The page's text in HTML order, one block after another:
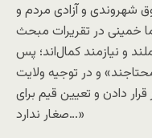
شهروندی و آزادی مردم و
خمینی در تقریرات مبحث
و نیازمند کمال‌اند؛ پس
و در توجیه ولایت
دادن و تعیین قیم برای
صغار ندارد…»